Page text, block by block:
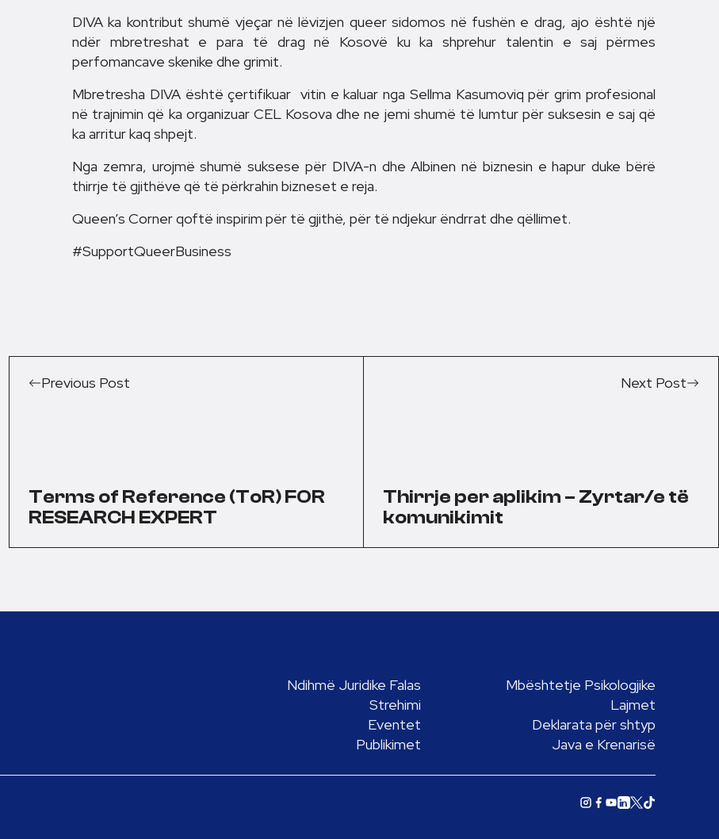
DIVA ka kontribut shumë vjeçar në lëvizjen queer sidomos në fushën e drag, ajo është një
ndër mbretreshat e para të drag në Kosovë ku ka shprehur talentin e saj përmes
perfomancave skenike dhe grimit.
Mbretresha DIVA është çertifikuar vitin e kaluar nga Sellma Kasumoviq për grim profesional
në trajnimin që ka organizuar CEL Kosova dhe ne jemi shumë të lumtur për suksesin e saj që
ka arritur kaq shpejt.
Nga zemra, urojmë shumë suksese për DIVA-n dhe Albinen në biznesin e hapur duke bërë
thirrje të gjithëve që të përkrahin bizneset e reja.
Queen’s Corner qoftë inspirim për të gjithë, për të ndjekur ëndrrat dhe qëllimet.
#SupportQueerBusiness
Previous Post
Terms of Reference (ToR) FOR
RESEARCH EXPERT
Next Post
Thirrje per aplikim – Zyrtar/e të
komunikimit
Ndihmë Juridike Falas
Mbështetje Psikologjike
Strehimi
Lajmet
Eventet
Deklarata për shtyp
Publikimet
Java e Krenarisë